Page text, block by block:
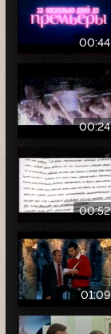
00:44
00:24
00:52
01:09